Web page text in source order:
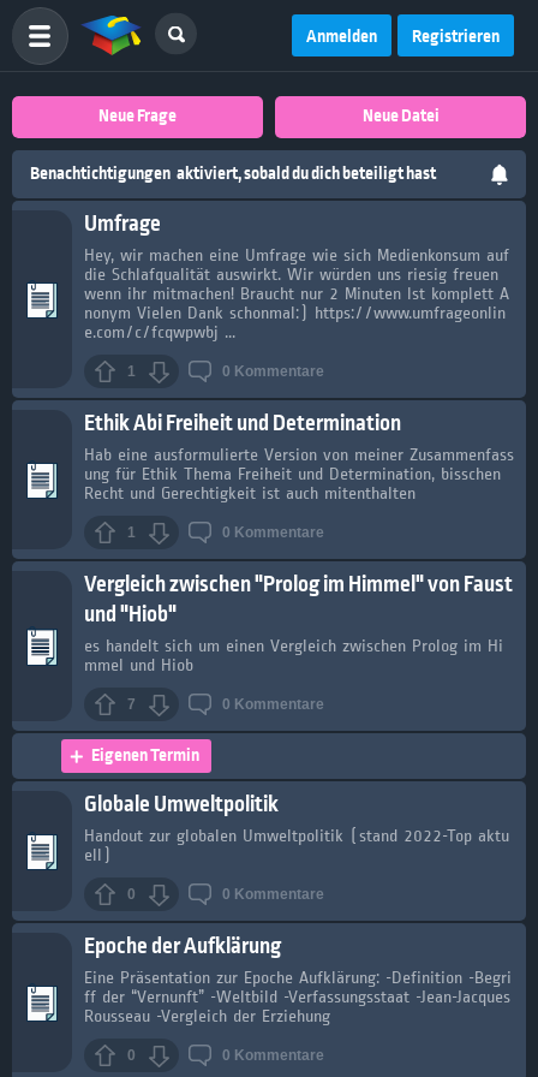
Anmelden Registrieren
Neue Frage Neue Datei
Benachtichtigungen aktiviert, sobald du dich beteiligt hast
Umfrage
Hey, wir machen eine Umfrage wie sich Medienkonsum auf
die Schlafqualität auswirkt. Wir würden uns riesig freuen
wenn ihr mitmachen! Braucht nur 2 Minuten Ist komplett A
nonym Vielen Dank schonmal:) https://www.umfrageonlin
e.com/c/fcqwpwbj ...
1 0 Kommentare
Ethik Abi Freiheit und Determination
Hab eine ausformulierte Version von meiner Zusammenfass
ung für Ethik Thema Freiheit und Determination, bisschen
Recht und Gerechtigkeit ist auch mitenthalten
1 0 Kommentare
Vergleich zwischen "Prolog im Himmel" von Faust
und "Hiob"
es handelt sich um einen Vergleich zwischen Prolog im Hi
mmel und Hiob
7 0 Kommentare
Eigenen Termin
Globale Umweltpolitik
Handout zur globalen Umweltpolitik (stand 2022-Top aktu
ell)
0 0 Kommentare
Epoche der Aufklärung
Eine Präsentation zur Epoche Aufklärung: -Definition -Begri
ff der “Vernunft” -Weltbild -Verfassungsstaat -Jean-Jacques
Rousseau -Vergleich der Erziehung
0 0 Kommentare